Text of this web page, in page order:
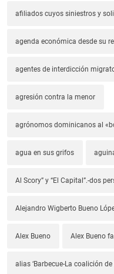
afiliados cuyos siniestros y
agenda económica desde su
agentes de interdicción
agresión contra la menor
agrónomos dominicanos al
agua en sus grifos
Al Scory” y “El Capital”.-dos
Alejandro Wigberto Bueno
Alex Bueno Alex Bueno
alias ‘Barbecue-La coalición